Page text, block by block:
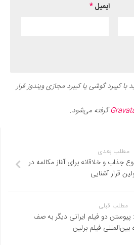
ایمیل*
کیبرد گوشی یا کیبرد مجازی ویندوز قرار
گرفته می‌شود.
مطلب بعدی
گفتگو: 20 موضوع جذاب و خلاقانه برای آغاز مکالمه در
قرار آشنایی
مطلب قبلی
پیوستن دو فیلم ایرانی دیگر به صف
بین‌المللی فیلم برلین